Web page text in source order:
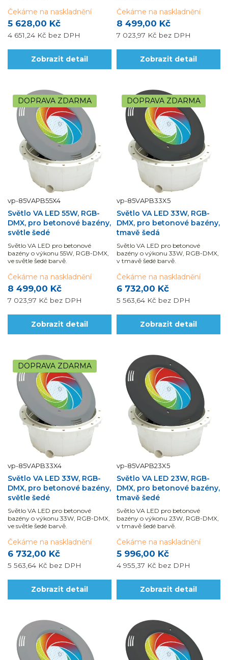
5 628,00 Kč
4 651,24 Kč bez DPH
Čekáme na naskladnění
Zobrazit detail
8 499,00 Kč
7 023,97 Kč bez DPH
Čekáme na naskladnění
Zobrazit detail
DOPRAVA ZDARMA
vp-85VAPB55X4
Světlo VA LED 55W, RGB-
DMX, pro betonové bazény,
světle šedé
Světlo VA LED pro betonové
bazény o výkonu 55W, RGB-DMX,
ve světle šedé barvě.
8 499,00 Kč
7 023,97 Kč bez DPH
Čekáme na naskladnění
Zobrazit detail
DOPRAVA ZDARMA
vp-85VAPB33X5
Světlo VA LED 33W, RGB-
DMX, pro betonové bazény,
tmavě šedá
Světlo VA LED pro betonové
bazény o výkonu 33W, RGB-DMX,
v tmavě šedé barvě.
6 732,00 Kč
5 563,64 Kč bez DPH
Čekáme na naskladnění
Zobrazit detail
DOPRAVA ZDARMA
vp-85VAPB33X4
Světlo VA LED 33W, RGB-
DMX, pro betonové bazény,
světle šedé
Světlo VA LED pro betonové
bazény o výkonu 33W, RGB-DMX,
ve světle šedé barvě.
6 732,00 Kč
5 563,64 Kč bez DPH
Čekáme na naskladnění
Zobrazit detail
vp-85VAPB23X5
Světlo VA LED 23W, RGB-
DMX, pro betonové bazény,
tmavě šedé
Světlo VA LED pro betonové
bazény o výkonu 23W, RGB-DMX,
v tmavě šedé barvě.
5 996,00 Kč
4 955,37 Kč bez DPH
Čekáme na naskladnění
Zobrazit detail